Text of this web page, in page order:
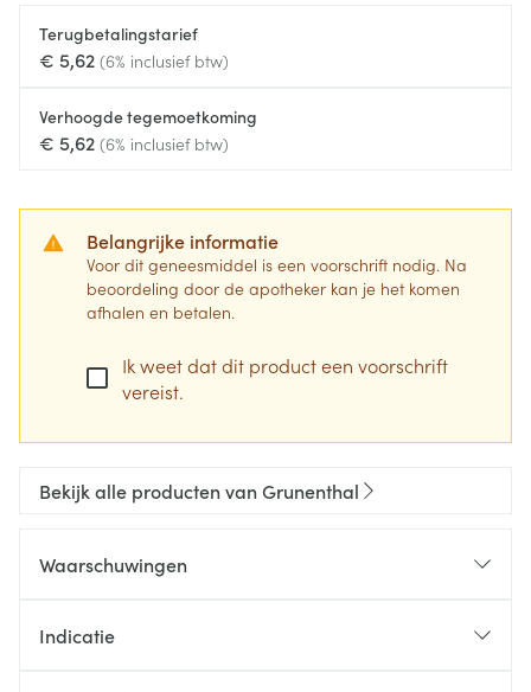
Terugbetalingstarief
€ 5,62 (6% inclusief btw)
Verhoogde tegemoetkoming
€ 5,62 (6% inclusief btw)
Belangrijke informatie
Voor dit geneesmiddel is een voorschrift nodig. Na
beoordeling door de apotheker kan je het komen
afhalen en betalen.
Ik weet dat dit product een voorschrift
vereist.
Bekijk alle producten van Grunenthal
Waarschuwingen
Indicatie